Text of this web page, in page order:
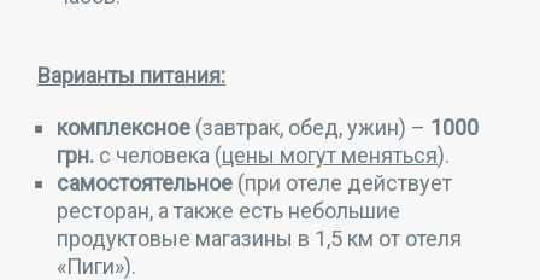
Варианты питания:
комплексное (завтрак, обед, ужин) – 1000
грн. с человека (цены могут меняться).
самостоятельное (при отеле действует
ресторан, а также есть небольшие
продуктовые магазины в 1,5 км от отеля
«Пиги»).